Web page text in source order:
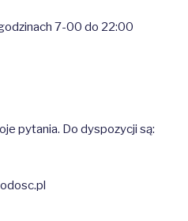
7-00 do 22:00
pytania. Do dyspozycji są: